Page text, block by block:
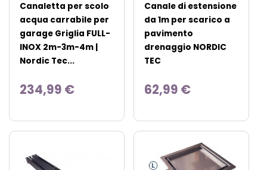
Canaletta per scolo
acqua carrabile per
garage Griglia FULL-
INOX 2m-3m-4m |
Nordic Tec...
234,99 €
Canale di estensione
da 1m per scarico a
pavimento
drenaggio NORDIC
TEC
62,99 €